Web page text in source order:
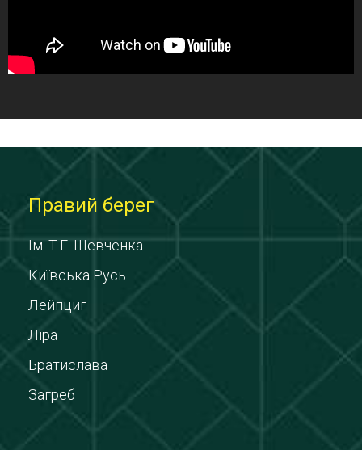
Правий берег
Ім. Т.Г. Шевченка
Київська Русь
Лейпциг
Ліра
Братислава
Загреб